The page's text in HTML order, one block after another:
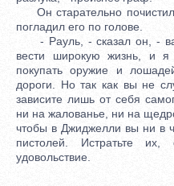
Он старательно
погладил его по голове.
- Рауль, - сказал он, -
вести широкую жизнь, и я
покупать оружие и
дороги. Но так как вы не
зависите лишь от себя
ни на жалованье, ни на
чтобы в Джиджелли вы ни в
пистолей. Истратьте
удовольствие.